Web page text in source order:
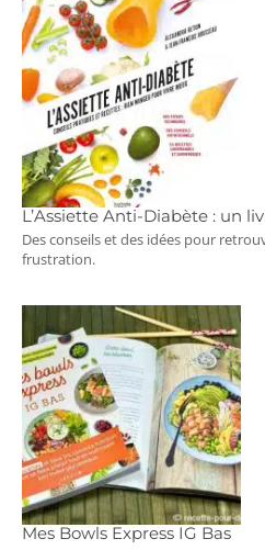
L’Assiette Anti-Diabète : un
Des conseils et des idées pour
frustration.
Mes Bowls Express IG Bas